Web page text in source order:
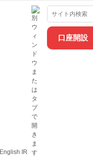
口座開設
English IR